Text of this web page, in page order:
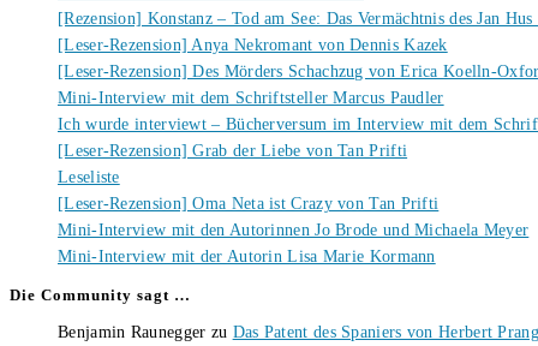
[Rezension] Konstanz – Tod am See: Das Vermächtnis des Jan
[Leser-Rezension] Anya Nekromant von Dennis Kazek
[Leser-Rezension] Des Mörders Schachzug von Erica Koelln-
Mini-Interview mit dem Schriftsteller Marcus Paudler
Ich wurde interviewt – Bücherversum im Interview mit dem
[Leser-Rezension] Grab der Liebe von Tan Prifti
Leseliste
[Leser-Rezension] Oma Neta ist Crazy von Tan Prifti
Mini-Interview mit den Autorinnen Jo Brode und Michaela Meyer
Mini-Interview mit der Autorin Lisa Marie Kormann
Die Community sagt …
Benjamin Raunegger zu Das Patent des Spaniers von Herbert